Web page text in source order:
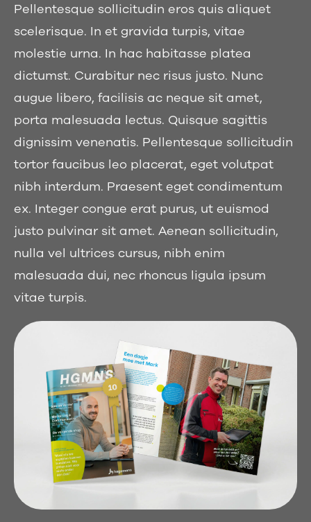
Pellentesque sollicitudin eros quis aliquet
scelerisque. In et gravida turpis, vitae
molestie urna. In hac habitasse platea
dictumst. Curabitur nec risus justo. Nunc
augue libero, facilisis ac neque sit amet,
porta malesuada lectus. Quisque sagittis
dignissim venenatis. Pellentesque sollicitudin
tortor faucibus leo placerat, eget volutpat
nibh interdum. Praesent eget condimentum
ex. Integer congue erat purus, ut euismod
justo pulvinar sit amet. Aenean sollicitudin,
nulla vel ultrices cursus, nibh enim
malesuada dui, nec rhoncus ligula ipsum
vitae turpis.